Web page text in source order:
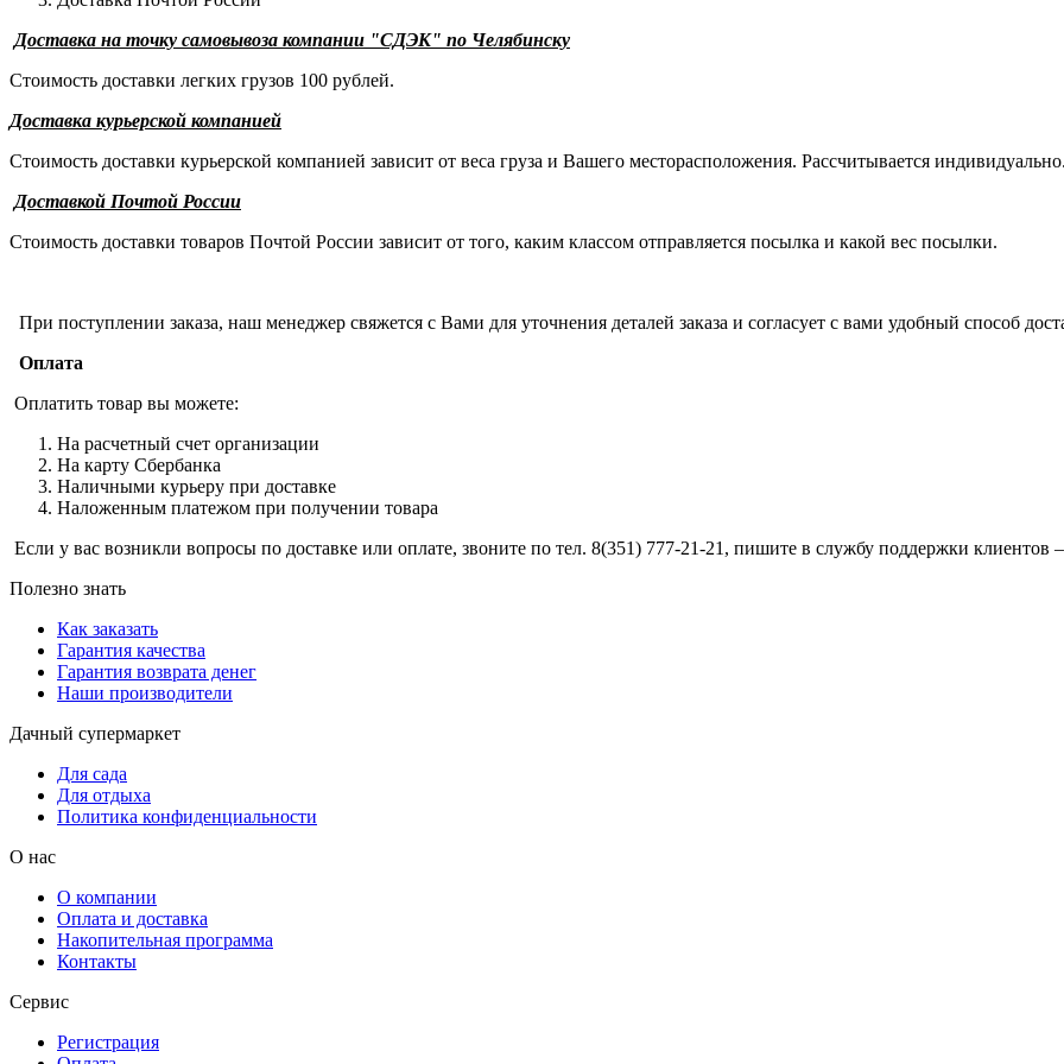
Доставка на точку самовывоза компании "СДЭК" по Челябинску
Стоимость доставки легких грузов 100 рублей.
Доставка курьерской компанией
Стоимость доставки курьерской компанией зависит от веса груза и Вашего месторасположения. Рассчитывается индивидуально.
Доставкой Почтой России
Стоимость доставки товаров Почтой России зависит от того, каким классом отправляется посылка и какой вес посылки.
При поступлении заказа, наш менеджер свяжется с Вами для уточнения деталей заказа и согласует с вами удобный способ
Оплата
Оплатить товар вы можете:
На расчетный счет организации
На карту Сбербанка
Наличными курьеру при доставке
Наложенным платежом при получении товара
Если у вас возникли вопросы по доставке или оплате, звоните по тел. 8(351) 777-21-21, пишите в службу поддержки клиентов
Полезно знать
Как заказать
Гарантия качества
Гарантия возврата денег
Наши производители
Дачный супермаркет
Для сада
Для отдыха
Политика конфиденциальности
О нас
О компании
Оплата и доставка
Накопительная программа
Контакты
Сервис
Регистрация